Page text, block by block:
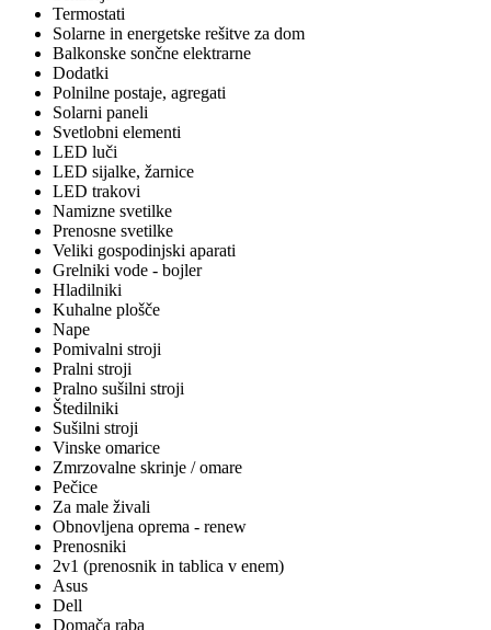
Termostati
Solarne in energetske rešitve za dom
Balkonske sončne elektrarne
Dodatki
Polnilne postaje, agregati
Solarni paneli
Svetlobni elementi
LED luči
LED sijalke, žarnice
LED trakovi
Namizne svetilke
Prenosne svetilke
Veliki gospodinjski aparati
Grelniki vode - bojler
Hladilniki
Kuhalne plošče
Nape
Pomivalni stroji
Pralni stroji
Pralno sušilni stroji
Štedilniki
Sušilni stroji
Vinske omarice
Zmrzovalne skrinje / omare
Pečice
Za male živali
Obnovljena oprema - renew
Prenosniki
2v1 (prenosnik in tablica v enem)
Asus
Dell
Domača raba